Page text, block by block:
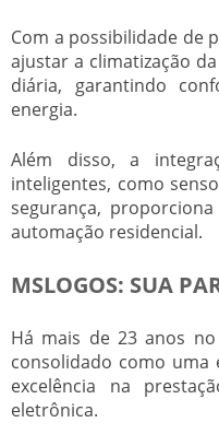
Com a possibilidade de
ajustar a climatização
diária, garantindo
energia.
Além disso, a
inteligentes, como
segurança,
automação residencial.
MSLOGOS: SUA
Há mais de 23 anos no
consolidado como uma
excelência na
eletrônica.